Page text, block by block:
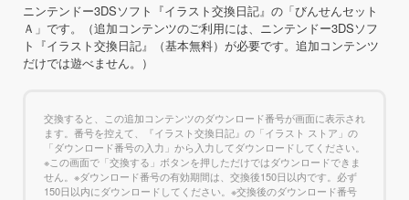
ニンテンドー3DSソフト『イラスト交換日記』の「びんせんセット
Ａ」です。（追加コンテンツのご利用には、ニンテンドー3DSソフ
ト『イラスト交換日記』（基本無料）が必要です。追加コンテンツ
だけでは遊べません。）
交換すると、この追加コンテンツのダウンロード番号が画面に表示され
ます。番号を控えて、『イラスト交換日記』の「イラスト ストア」の
「ダウンロード番号の入力」から入力してダウンロードしてください。
※この画面で「交換する」ボタンを押しただけではダウンロードできま
せん。※ダウンロード番号の有効期間は、交換後150日以内です。必ず
150日以内にダウンロードしてください。※交換後のダウンロード番号